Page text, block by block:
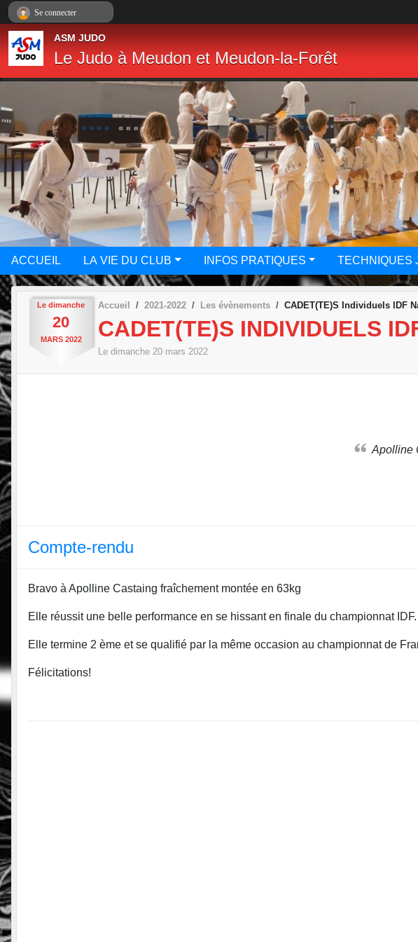
ASM JUDO
Le Judo à Meudon et Meudon-la-Forêt
ACCUEIL LA VIE DU CLUB INFOS PRATIQUES TECHNIQUES
Le dimanche
20
MARS 2022
Accueil 2021-2022 Les évènements CADET(TE)S Individuels IDF
CADET(TE)S INDIVIDUELS
Le dimanche 20 mars 2022
Compte-rendu
Bravo à Apolline Castaing fraîchement montée en 63kg
Elle réussit une belle performance en se hissant en finale du championnat IDF.
Elle termine 2 ème et se qualifié par la même occasion au championnat de
Félicitations!
Se connecter
Panneau de gestion des cookies